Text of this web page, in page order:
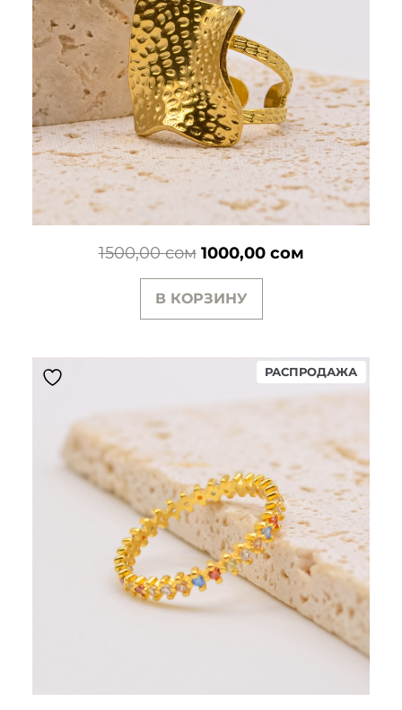
1500,00сом Первоначальная
цена
составляла
1000,00 сомТекущая
В КОРЗИНУ
РАСПРОДАЖА
ТОВАР